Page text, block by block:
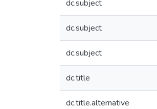
dc.subject
dc.subject
dc.subject
dc.title
dc.title.alternative